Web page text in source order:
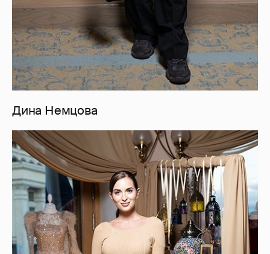
Дина Немцова